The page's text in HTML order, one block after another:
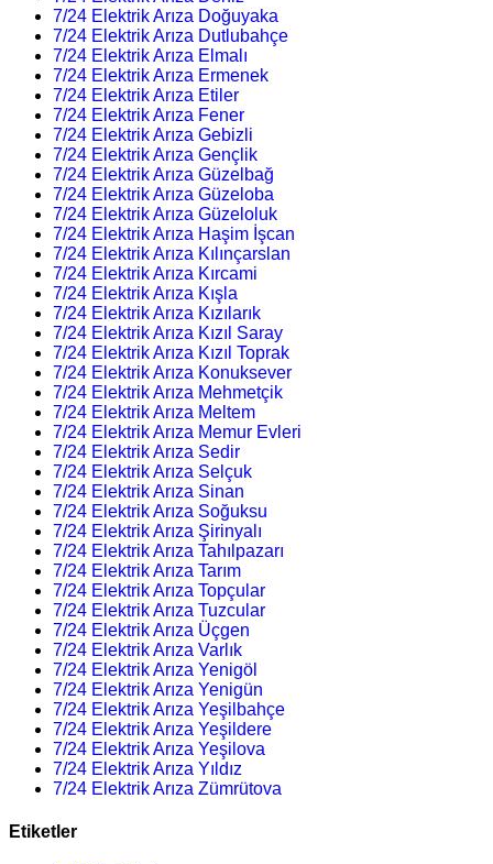
7/24 Elektrik Arıza Doğuyaka
7/24 Elektrik Arıza Dutlubahçe
7/24 Elektrik Arıza Elmalı
7/24 Elektrik Arıza Ermenek
7/24 Elektrik Arıza Etiler
7/24 Elektrik Arıza Fener
7/24 Elektrik Arıza Gebizli
7/24 Elektrik Arıza Gençlik
7/24 Elektrik Arıza Güzelbağ
7/24 Elektrik Arıza Güzeloba
7/24 Elektrik Arıza Güzeloluk
7/24 Elektrik Arıza Haşim İşcan
7/24 Elektrik Arıza Kılınçarslan
7/24 Elektrik Arıza Kırcami
7/24 Elektrik Arıza Kışla
7/24 Elektrik Arıza Kızılarık
7/24 Elektrik Arıza Kızıl Saray
7/24 Elektrik Arıza Kızıl Toprak
7/24 Elektrik Arıza Konuksever
7/24 Elektrik Arıza Mehmetçik
7/24 Elektrik Arıza Meltem
7/24 Elektrik Arıza Memur Evleri
7/24 Elektrik Arıza Sedir
7/24 Elektrik Arıza Selçuk
7/24 Elektrik Arıza Sinan
7/24 Elektrik Arıza Soğuksu
7/24 Elektrik Arıza Şirinyalı
7/24 Elektrik Arıza Tahılpazarı
7/24 Elektrik Arıza Tarım
7/24 Elektrik Arıza Topçular
7/24 Elektrik Arıza Tuzcular
7/24 Elektrik Arıza Üçgen
7/24 Elektrik Arıza Varlık
7/24 Elektrik Arıza Yenigöl
7/24 Elektrik Arıza Yenigün
7/24 Elektrik Arıza Yeşilbahçe
7/24 Elektrik Arıza Yeşildere
7/24 Elektrik Arıza Yeşilova
7/24 Elektrik Arıza Yıldız
7/24 Elektrik Arıza Zümrütova
Etiketler